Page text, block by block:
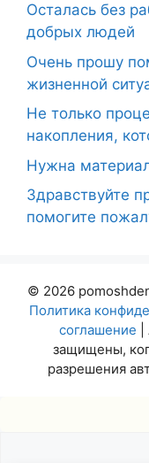
Осталась без
добрых людей
Очень прошу
жизненной
Не только
накопления,
Нужна
Здравствуйте
помогите
© 2026
Политика
соглашение
защищены,
разрешения